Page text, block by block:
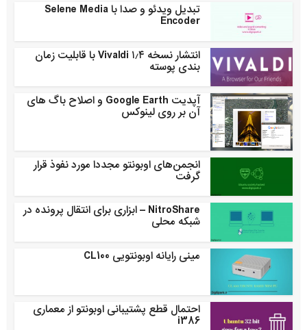
تبدیل ویدئو و صدا با Selene Media
Encoder
انتشار نسخه ۱٫۴ Vivaldi با قابلیت زمان
بندی پوسته
آپدیت Google Earth و اصلاح باگ های
آن بر روی لینوکس
انجمن‌های اوبونتو مجددا مورد نفوذ قرار
گرفت
NitroShare – ابزاری برای انتقال پرونده در
شبکه محلی
مینی رایانه اوبونتویی CL100
احتمال قطع پشتیبانی اوبونتو از معماری
i386